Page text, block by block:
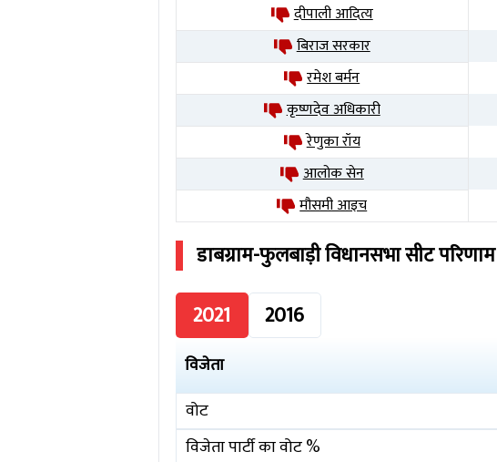
दीपाली आदित्य
बिराज सरकार
रमेश बर्मन
कृष्णदेव अधिकारी
रेणुका रॉय
आलोक सेन
मौसमी आइच
डाबग्राम-फुलबाड़ीविधानसभा सीट परिणाम
2021
2016
विजेता
वोट
विजेता पार्टी का वोट %